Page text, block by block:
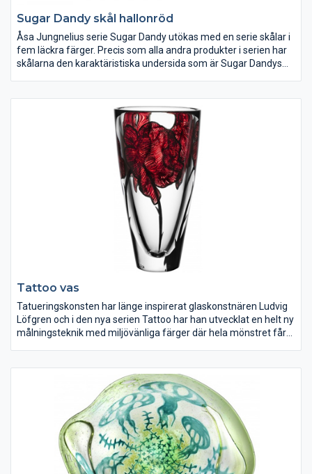
Sugar Dandy skål hallonröd
Åsa Jungnelius serie Sugar Dandy utökas med en serie skålar i
fem läckra färger. Precis som alla andra produkter i serien har
skålarna den karaktäristiska undersida som är Sugar Dandys
Tattoo vas
Tatueringskonsten har länge inspirerat glaskonstnären Ludvig
Löfgren och i den nya serien Tattoo har han utvecklat en helt ny
målningsteknik med miljövänliga färger där hela mönstret får